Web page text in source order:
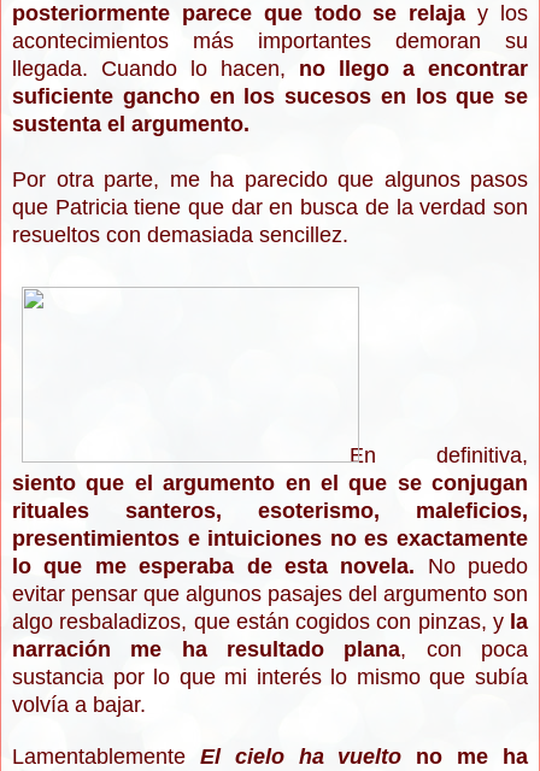
posteriormente parece que todo se relajay los
acontecimientos más importantes demoran su
llegada. Cuando lo hacen, no llego a encontrar
suficiente gancho en los sucesos en los que se
sustenta el argumento.
Por otra parte, me ha parecido que algunos pasos
que Patricia tiene que dar en busca de la verdad son
resueltos con demasiada sencillez.
En definitiva,
siento que el argumento en el que se conjugan
rituales santeros, esoterismo, maleficios,
presentimientos e intuiciones no es exactamente
lo que me esperaba de esta novela. No puedo
evitar pensar que algunos pasajes del argumento son
algo resbaladizos, que están cogidos con pinzas, y la
narración me ha resultado plana, con poca
sustancia por lo que mi interés lo mismo que subía
volvía a bajar.
Lamentablemente El cielo ha vuelto no me ha